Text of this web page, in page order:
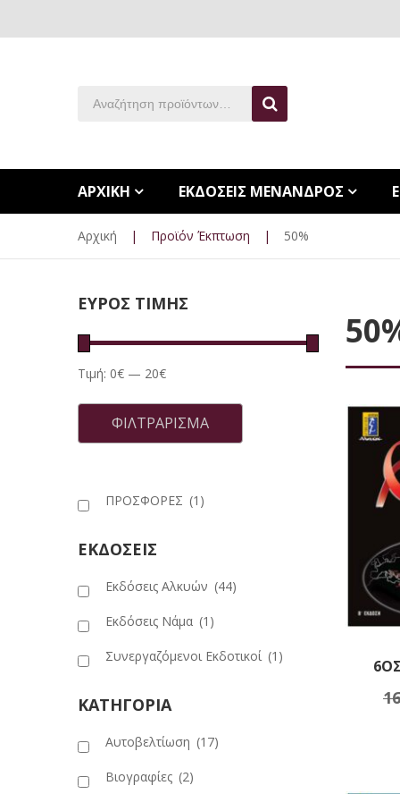
ΑΡΧΙΚΗ ΕΚΔΟΣΕΙΣ ΜΕΝΑΝΔΡΟΣ
Αρχική | Προϊόν Έκπτωση | 50%
ΕΥΡΟΣ ΤΙΜΗΣ
Ελάχιστη
Μέγιστη
ΦΙΛΤΡΆΡΙΣΜΑ
Τιμή: 0€ — 20€
ΠΡΟΣΦΟΡΕΣ (1)
ΕΚΔΟΣΕΙΣ
Εκδόσεις Αλκυών (44)
Εκδόσεις Νάμα (1)
Συνεργαζόμενοι Εκδοτικοί (1)
ΚΑΤΗΓΟΡΙΑ
Αυτοβελτίωση (17)
Βιογραφίες (2)